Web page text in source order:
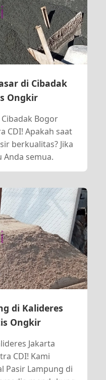
di Cibadak
Ongkir
Bogor
CDI! Apakah saat
berkualitas? Jika
Anda semua.
di Kalideres
Ongkir
Jakarta
CDI! Kami
Pasir Lampung di